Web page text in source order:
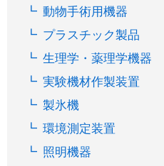
動物手術用機器
プラスチック製品
生理学・薬理学機器
実験機材作製装置
製氷機
環境測定装置
照明機器